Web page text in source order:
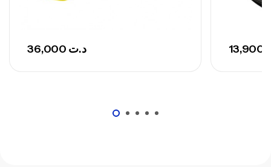
د.ت